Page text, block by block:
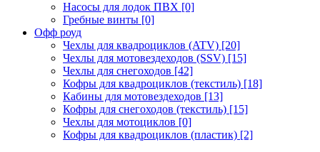
Насосы для лодок ПВХ [0]
Гребные винты [0]
Офф роуд
Чехлы для квадроциклов (ATV) [20]
Чехлы для мотовездеходов (SSV) [15]
Чехлы для снегоходов [42]
Кофры для квадроциклов (текстиль) [18]
Кабины для мотовездеходов [13]
Кофры для снегоходов (текстиль) [15]
Чехлы для мотоциклов [0]
Кофры для квадроциклов (пластик) [2]